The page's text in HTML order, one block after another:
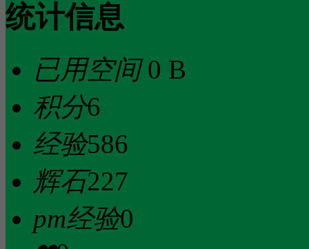
统计信息
已用空间0 B
积分6
经验586
辉石227
pm经验0